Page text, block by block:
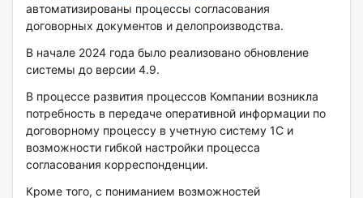
автоматизированы процессы согласования
договорных документов и делопроизводства.
В начале 2024 года было реализовано обновление
системы до версии 4.9.
В процессе развития процессов Компании возникла
потребность в передаче оперативной информации по
договорному процессу в учетную систему 1С и
возможности гибкой настройки процесса
согласования корреспонденции.
Кроме того, с пониманием возможностей